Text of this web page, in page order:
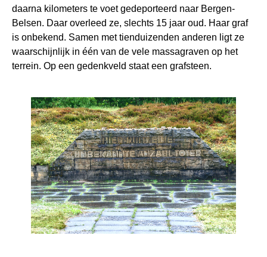
daarna kilometers te voet gedeporteerd naar Bergen-
Belsen. Daar overleed ze, slechts 15 jaar oud. Haar graf
is onbekend. Samen met tienduizenden anderen ligt ze
waarschijnlijk in één van de vele massagraven op het
terrein. Op een gedenkveld staat een grafsteen.